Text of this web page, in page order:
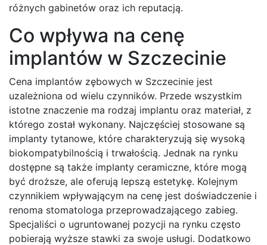
różnych gabinetów oraz ich reputacją.
Co wpływa na cenę
implantów w Szczecinie
Cena implantów zębowych w Szczecinie jest
uzależniona od wielu czynników. Przede wszystkim
istotne znaczenie ma rodzaj implantu oraz materiał, z
którego został wykonany. Najczęściej stosowane są
implanty tytanowe, które charakteryzują się wysoką
biokompatybilnością i trwałością. Jednak na rynku
dostępne są także implanty ceramiczne, które mogą
być droższe, ale oferują lepszą estetykę. Kolejnym
czynnikiem wpływającym na cenę jest doświadczenie i
renoma stomatologa przeprowadzającego zabieg.
Specjaliści o ugruntowanej pozycji na rynku często
pobierają wyższe stawki za swoje usługi. Dodatkowo